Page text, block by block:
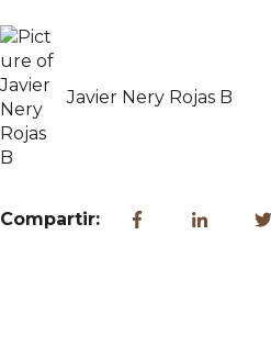
Javier Nery Rojas B
Compartir: